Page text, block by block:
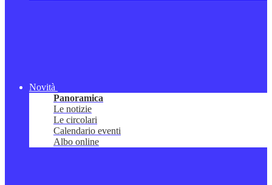
Novità
Panoramica
Le notizie
Le circolari
Calendario eventi
Albo online